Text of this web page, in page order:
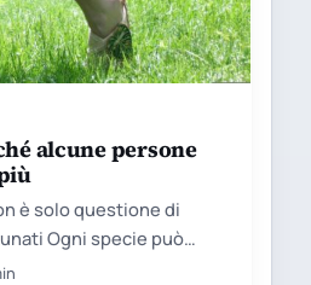
alcune persone
è solo questione di
Ogni specie può